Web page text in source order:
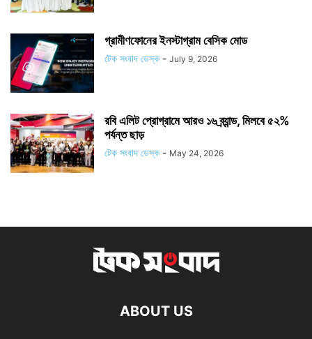
গ্রামীণফোনের ইনস্টাগ্রাম বেসিক মোড
টেক সংবাদ ডেস্ক - July 9, 2026
রবি এলিট প্রোগ্রামে আরও ১৬ ব্র্যান্ড, মিলবে ৫২%
পর্যন্ত ছাড়
টেক সংবাদ ডেস্ক - May 24, 2026
ABOUT US